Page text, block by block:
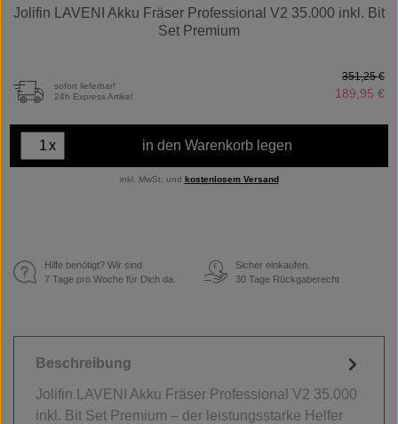
Jolifin LAVENI Akku Fräser Professional V2 35.000 inkl. Bit
Set Premium
sofort lieferbar!
24h Express Artikel
189,95 €
351,25 €
x in den Warenkorb legen
inkl. MwSt. und kostenlosem Versand
Hilfe benötigt? Wir sind
7 Tage pro Woche für Dich da.
€
Sicher einkaufen.
30 Tage Rückgaberecht
Beschreibung
Jolifin LAVENI Akku Fräser Professional V2 35.000
inkl. Bit Set Premium – der leistungsstarke Helfer